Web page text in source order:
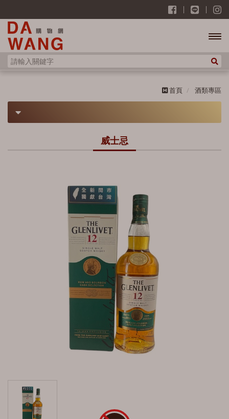
主選
單
首頁 酒類專區
歐肯特軒 Auchentoshan
雅柏 Ardbeg
艾沙貝 Ailsa Bay
雅墨 Aultmore
拉特瑞 A.D.Rattray
亞伯樂 Aberlour
百齡罈 Ballantine's
威士忌